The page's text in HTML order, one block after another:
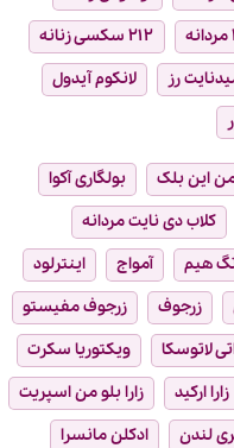
۲۱۲ سکسی زنانه
رز
لانکوم آیدول
این بلک
بولگاری آکوا
کلاب دی نایت مردانه
هیم آمواج
اینترلود
زرجوف
زرجوف مفیستو
لاتوسکا
ویکتوریا سکرت
زارا ارکید
زارا بلو من اسپریت
لندن
ادکلن مانسرا